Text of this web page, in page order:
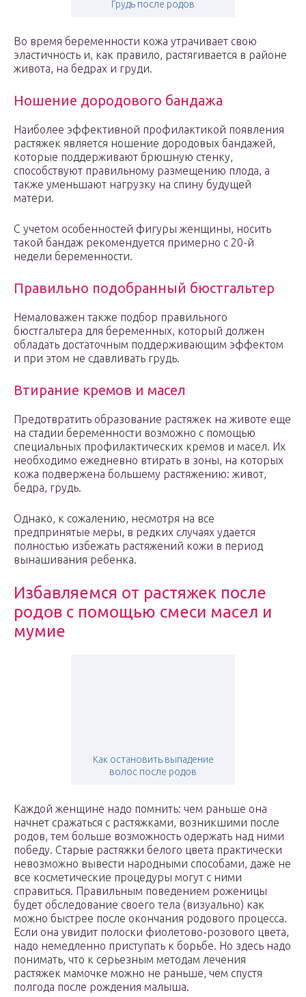
Грудь после родов
Во время беременности кожа утрачивает свою
эластичность и, как правило, растягивается в районе
живота, на бедрах и груди.
Ношение дородового бандажа
Наиболее эффективной профилактикой появления
растяжек является ношение дородовых бандажей,
которые поддерживают брюшную стенку,
способствуют правильному размещению плода, а
также уменьшают нагрузку на спину будущей
матери.
С учетом особенностей фигуры женщины, носить
такой бандаж рекомендуется примерно с 20-й
недели беременности.
Правильно подобранный бюстгальтер
Немаловажен также подбор правильного
бюстгальтера для беременных, который должен
обладать достаточным поддерживающим эффектом
и при этом не сдавливать грудь.
Втирание кремов и масел
Предотвратить образование растяжек на животе еще
на стадии беременности возможно с помощью
специальных профилактических кремов и масел. Их
необходимо ежедневно втирать в зоны, на которых
кожа подвержена большему растяжению: живот,
бедра, грудь.
Однако, к сожалению, несмотря на все
предпринятые меры, в редких случаях удается
полностью избежать растяжений кожи в период
вынашивания ребенка.
Избавляемся от растяжек после
родов с помощью смеси масел и
мумие
Как остановить выпадение
волос после родов
Каждой женщине надо помнить: чем раньше она
начнет сражаться с растяжками, возникшими после
родов, тем больше возможность одержать над ними
победу. Старые растяжки белого цвета практически
невозможно вывести народными способами, даже не
все косметические процедуры могут с ними
справиться. Правильным поведением роженицы
будет обследование своего тела (визуально) как
можно быстрее после окончания родового процесса.
Если она увидит полоски фиолетово-розового цвета,
надо немедленно приступать к борьбе. Но здесь надо
понимать, что к серьезным методам лечения
растяжек мамочке можно не раньше, чем спустя
полгода после рождения малыша.